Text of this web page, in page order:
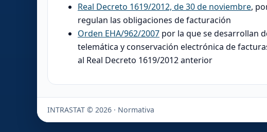
Real Decreto 1619/2012, de 30 de noviembre,
regulan las obligaciones de facturación
Orden EHA/962/2007 por la que se desarrollan
telemática y conservación electrónica de
al Real Decreto 1619/2012 anterior
INTRASTAT © 2026 · Normativa